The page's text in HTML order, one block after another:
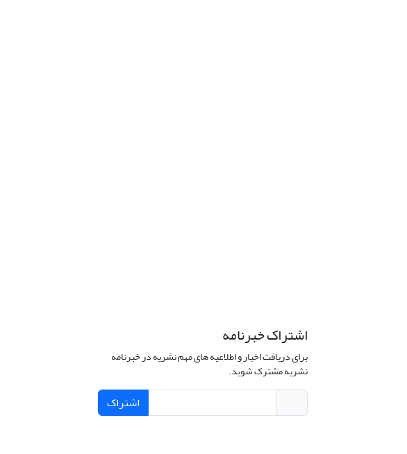
اشتراک خبرنامه
برای دریافت اخبار و اطلاعیه های مهم نشریه در خبرنامه
نشریه مشترک شوید.
اشتراک